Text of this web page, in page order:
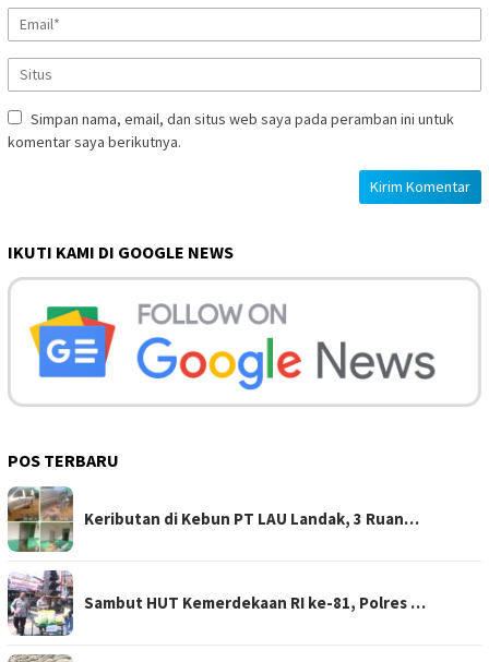
Simpan nama, email, dan situs web saya pada peramban ini untuk
komentar saya berikutnya.
IKUTI KAMI DI GOOGLE NEWS
POS TERBARU
Keributan di Kebun PT LAU Landak, 3 Ruan…
Sambut HUT Kemerdekaan RI ke-81, Polres …